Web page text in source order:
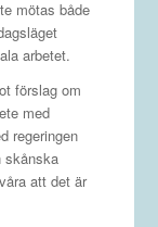
mötas både
arbetet.
förslag om
med
regeringen
skånska
att det är